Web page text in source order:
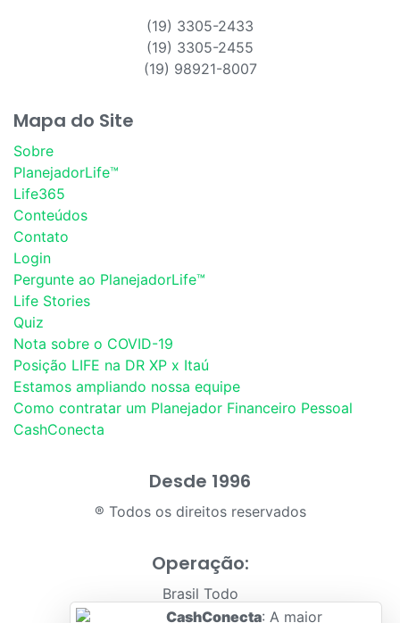
CashConecta: A maior
(19) 3305-2433
(19) 3305-2455
(19) 98921-8007
Mapa do Site
Sobre
PlanejadorLife™
Life365
Conteúdos
Contato
Login
Pergunte ao PlanejadorLife™
Life Stories
Quiz
Nota sobre o COVID-19
Posição LIFE na DR XP x Itaú
Estamos ampliando nossa equipe
Como contratar um Planejador Financeiro Pessoal
CashConecta
Desde 1996
® Todos os direitos reservados
Operação:
Brasil Todo